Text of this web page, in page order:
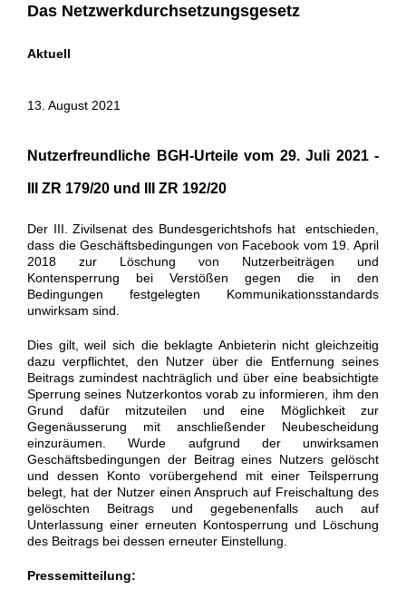
Das Netzwerkdurchsetzungsgesetz
Aktuell
13. August 2021
Nutzerfreundliche BGH-Urteile vom 29. Juli 2021 -
III ZR 179/20 und III ZR 192/20
Der III. Zivilsenat des Bundesgerichtshofs hat entschieden,
dass die Geschäftsbedingungen von Facebook vom 19. April
2018 zur Löschung von Nutzerbeiträgen und
Kontensperrung bei Verstößen gegen die in den
Bedingungen festgelegten Kommunikationsstandards
unwirksam sind.
Dies gilt, weil sich die beklagte Anbieterin nicht gleichzeitig
dazu verpflichtet, den Nutzer über die Entfernung seines
Beitrags zumindest nachträglich und über eine beabsichtigte
Sperrung seines Nutzerkontos vorab zu informieren, ihm den
Grund dafür mitzuteilen und eine Möglichkeit zur
Gegenäusserung mit anschließender Neubescheidung
einzuräumen. Wurde aufgrund der unwirksamen
Geschäftsbedingungen der Beitrag eines Nutzers gelöscht
und dessen Konto vorübergehend mit einer Teilsperrung
belegt, hat der Nutzer einen Anspruch auf Freischaltung des
gelöschten Beitrags und gegebenenfalls auch auf
Unterlassung einer erneuten Kontosperrung und Löschung
des Beitrags bei dessen erneuter Einstellung.
Pressemitteilung: